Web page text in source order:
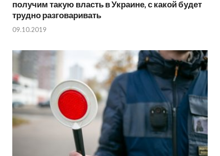
получим такую власть в Украине, с какой будет
трудно разговаривать
09.10.2019